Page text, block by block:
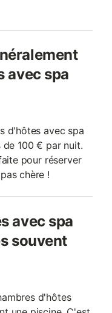
avec spa
d'hôtes avec spa
de 100 € par nuit.
pour réserver
chère !
avec spa
souvent
d'hôtes